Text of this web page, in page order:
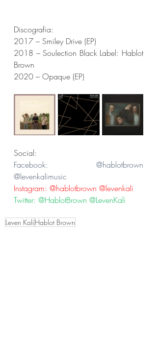
Discografia:
2017 – Smiley Drive (EP)
2018 – Soulection Black Label: Hablot
Brown
2020 – Opaque (EP)
Social:
Facebook: @hablotbrown
@levenkalimusic
Instagram: @hablotbrown @levenkali
Twitter: @HablotBrown @LevenKali
Leven Kali Hablot Brown